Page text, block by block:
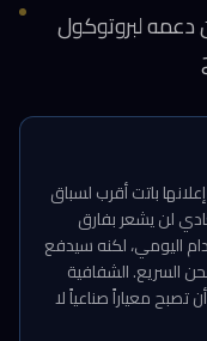
دعمه لبروتوكول
باتت أقرب لسباق
لن يشعر بفارق
في الاستخدام اليومي، لكنه سيدفع
السريع. الشفافية
معياراً صناعياً لا